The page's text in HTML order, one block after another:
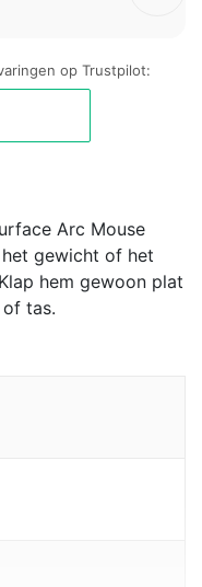
op Trustpilot:
Arc Mouse
gewicht of het
hem gewoon plat
tas.